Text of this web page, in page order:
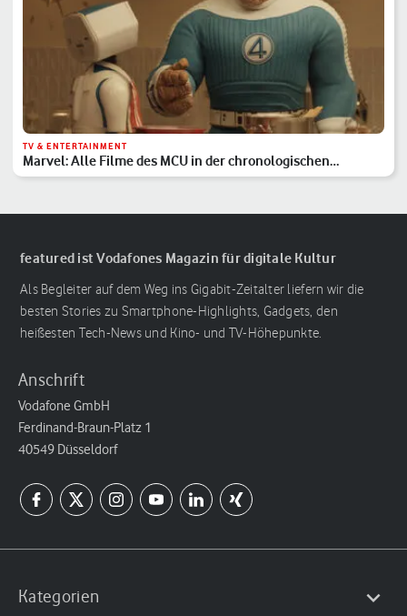
TV & ENTERTAINMENT
Marvel: Alle Filme des MCU in der chronologischen
Reihenfolge
featured ist Vodafones Magazin für digitale Kultur
Als Begleiter auf dem Weg ins Gigabit-Zeitalter liefern wir die
besten Stories zu Smartphone-Highlights, Gadgets, den
heißesten Tech-News und Kino- und TV-Höhepunkte.
Anschrift
Vodafone GmbH
Ferdinand-Braun-Platz 1
40549 Düsseldorf
Kategorien